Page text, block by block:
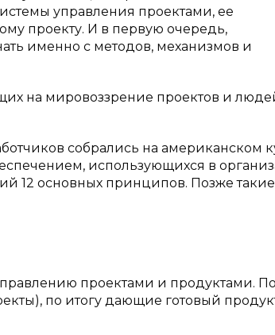
управления проектами, ее
проекту. И в первую очередь,
именно с методов, механизмов и
на мировоззрение проектов и
собрались на американском
использующихся в
12 основных принципов. Позже такие
проектами и продуктами.
по итогу дающие готовый